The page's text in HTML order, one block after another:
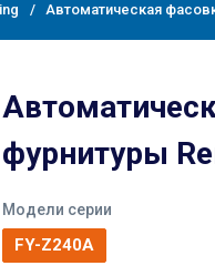
Автоматическая
фурнитуры
Модели серии
FY-Z240A